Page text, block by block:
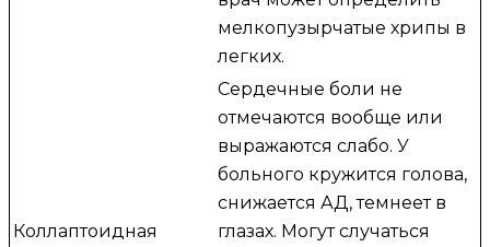
мелкопузырчатые хрипы в
легких.
Коллаптоидная
Сердечные боли не
отмечаются вообще или
выражаются слабо. У
больного кружится голова,
снижается АД, темнеет в
глазах. Могут случаться